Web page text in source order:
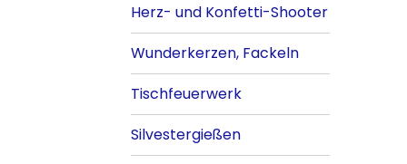
Herz- und Konfetti-Shooter
Wunderkerzen, Fackeln
Tischfeuerwerk
Silvestergießen